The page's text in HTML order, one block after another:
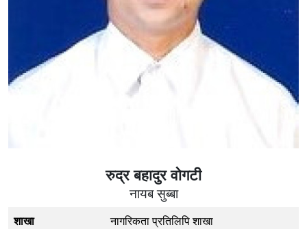
रुद्र बहादुर वोगटी
नायब सुब्बा
शाखा
नागरिकता प्रतिलिपि शाखा